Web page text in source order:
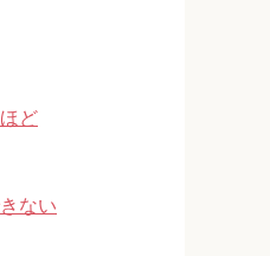
ど
ない